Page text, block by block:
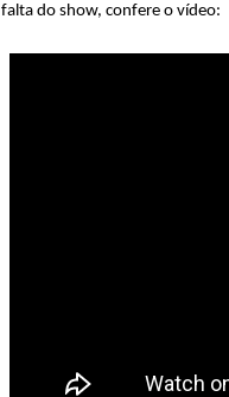
do show, confere o vídeo: